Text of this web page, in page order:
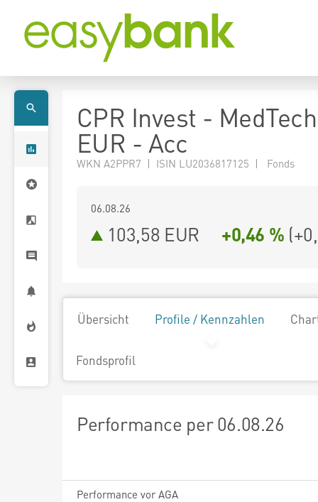
CPR Invest -
EUR - Acc
WKN A2PPR7 | ISIN LU2036817125 | Fonds
06.08.26
103,58 EUR +0,46 % (
Übersicht Profile / Kennzahlen
Fondsprofil
Performance per 06.08.26
Performance vor AGA